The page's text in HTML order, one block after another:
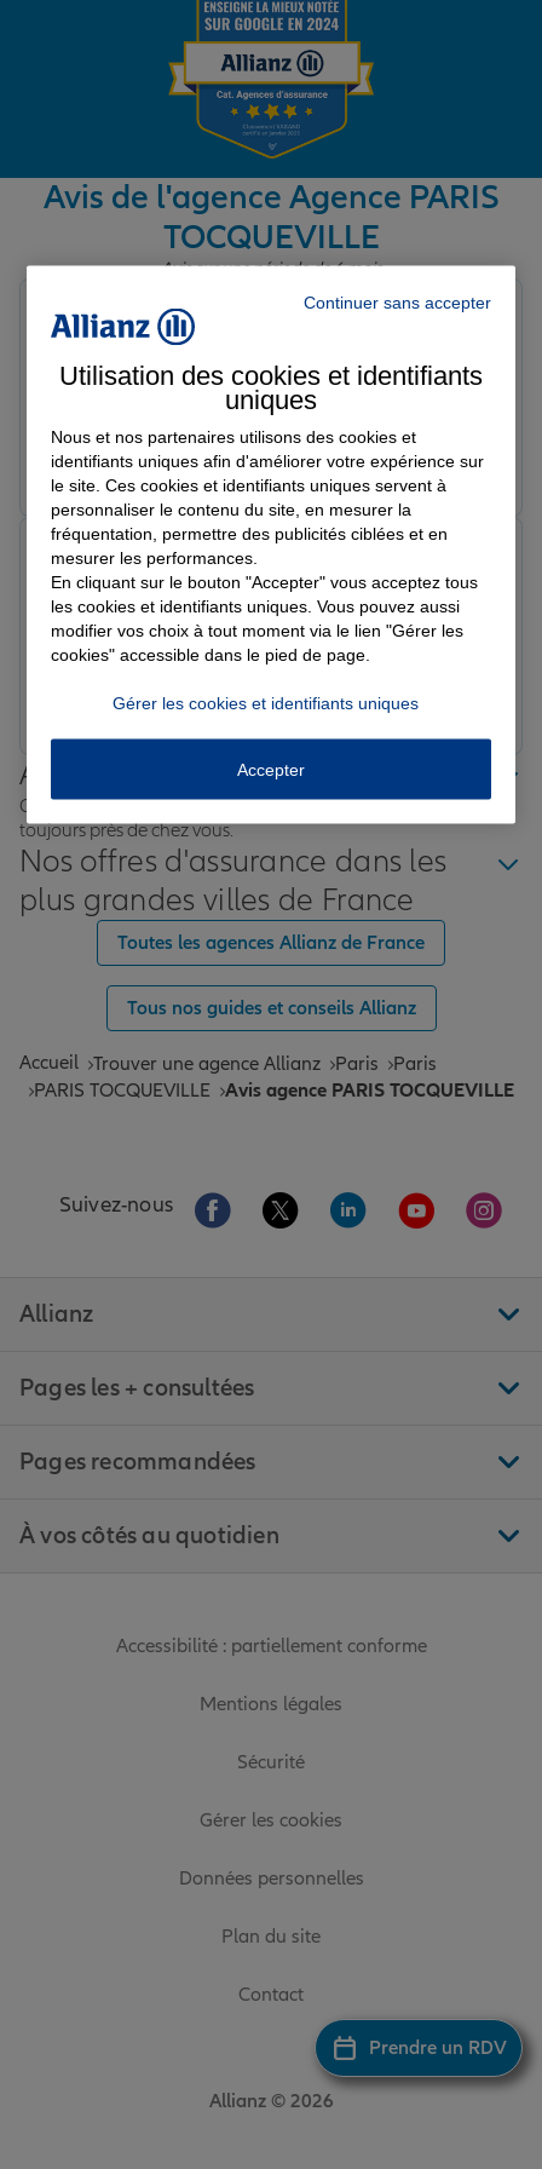
Garantie des accidents de la vie
Protection juridique
Retraite
Tous nos devis d'assurance
Prendre un RDV
Avis de l'agence Agence PARIS
TOCQUEVILLE
Avis sur une période de 6 mois
Note de 5 sur 5
très bon contacte professionnel, a l'écoute des
demandes, sympathique. merci
Mustapha O.
Prendre un RDV Voir l'agence
Le 09/02/2026 - Agence PARIS TOCQUEVILLE
Très bonne écoute. Très bonne réactivité. Très bonne
compréhension de mes besoins.
Michel M.
Prendre un RDV Voir l'agence
Allianz proche de chez vous
Où que vous soyez en France, nos agences Allianz sont
toujours près de chez vous.
Nos offres d'assurance dans les
plus grandes villes de France
Toutes les agences Allianz de France
Tous nos guides et conseils Allianz
Accueil Trouver une agence Allianz Paris
Paris
PARIS TOCQUEVILLE
Avis agence PARIS TOCQUEVILLE
Suivez-nous Aller sur la page Facebook de Allianz
Aller sur la page Twitter de
Aller sur la page
Aller sur la
Aller
Allianz
Pages les + consultées
Pages recommandées
À vos côtés au quotidien
Accessibilité : partiellement conforme
Mentions légales
Sécurité
Gérer les cookies
Données personnelles
Plan du site
Contact
Allianz © 2026
Continuer sans accepter
Utilisation des cookies et identifiants
uniques
Nous et nos partenaires utilisons des cookies et
identifiants uniques afin d'améliorer votre expérience sur
le site. Ces cookies et identifiants uniques servent à
personnaliser le contenu du site, en mesurer la
fréquentation, permettre des publicités ciblées et en
mesurer les performances.
En cliquant sur le bouton "Accepter" vous acceptez tous
les cookies et identifiants uniques. Vous pouvez aussi
modifier vos choix à tout moment via le lien "Gérer les
cookies" accessible dans le pied de page.
Gérer les cookies et identifiants uniques
Accepter